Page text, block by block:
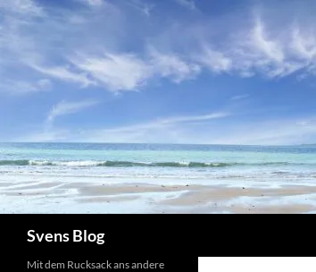
Svens Blog
Mit dem Rucksack ans andere